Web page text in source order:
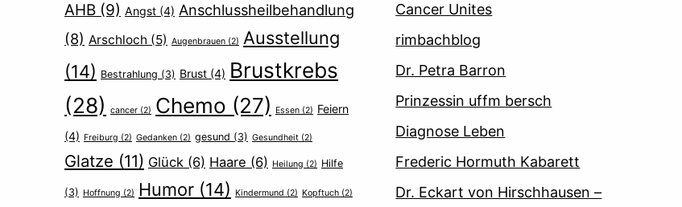
AHB (9) Angst (4) Anschlussheilbehandlung
(8) Arschloch (5) Augenbrauen (2) Ausstellung
(14) Bestrahlung (3) Brust (4) Brustkrebs
(28)
cancer (2) Chemo (27) Essen (2) Feiern
(4) Freiburg (2) Gedanken (2) gesund (3) Gesundheit (2)
Glatze (11) Glück (6) Haare (6) Heilung (2) Hilfe
(3) Hoffnung (2) Humor (14) Kindermund (2) Kopftuch (2)
Cancer Unites
rimbachblog
Dr. Petra Barron
Prinzessin uffm bersch
Diagnose Leben
Frederic Hormuth Kabarett
Dr. Eckart von Hirschhausen –